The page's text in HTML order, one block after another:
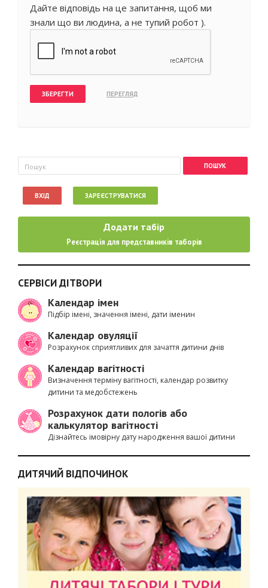
Дайте відповідь на це запитання, щоб ми
знали що ви людина, а не тупий робот ).
Пошукова форма
Пошук
ВХІД ЗАРЕЄСТРУВАТИСЯ
Додати табір
Реєстрація для представників таборів
СЕРВІСИ ДІТВОРИ
Календар імен
Підбір імені, значення імені, дати іменин
Календар овуляції
Розрахунок сприятливих для зачаття дитини днів
Календар вагітності
Визначення терміну вагітності, календар розвитку
дитини та медобстежень
Розрахунок дати пологів або
калькулятор вагітності
Дізнайтесь імовірну дату народження вашої дитини
ДИТЯЧИЙ ВІДПОЧИНОК